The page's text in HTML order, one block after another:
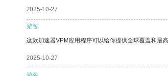
2025-10-27
游客
这款加速器VPM应用程序可以给你提供全球覆盖和最高
2025-10-27